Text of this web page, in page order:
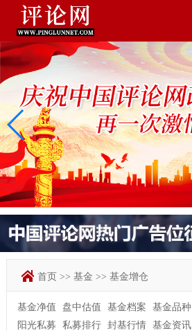
首页 >> 基金 >> 基金增仓
基金净值 盘中估值 基金档案 基金品种
阳光私募
私募排行 封基行情 基金资讯